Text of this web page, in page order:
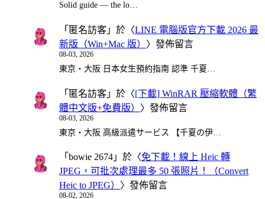
Solid guide — the lo…
「 匿名訪客 」於〈LINE 電腦版官方下載 2026 最
新版（Win+Mac 版） 〉發佈留言
08-03, 2026
東京・大阪 日本女生預約指南 認準 千夏…
「 匿名訪客 」於〈[下載] WinRAR 壓縮軟體（繁
體中文版+免費版） 〉發佈留言
08-03, 2026
東京・大阪 高級派遣サービス 【千夏の伊…
「 bowie 2674 」於〈免下載！線上 Heic 轉
JPEG，可批次處理最多 50 張照片！（Convert
Heic to JPEG） 〉發佈留言
08-02, 2026